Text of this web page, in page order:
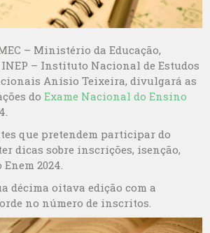
– Ministério da Educação,
– Instituto Nacional de Estudos
Anísio Teixeira, divulgará as
doExame Nacional do Ensino
que pretendem participar do
dicas sobre inscrições, isenção,
2024.
décima oitava edição com a
no número de inscritos.